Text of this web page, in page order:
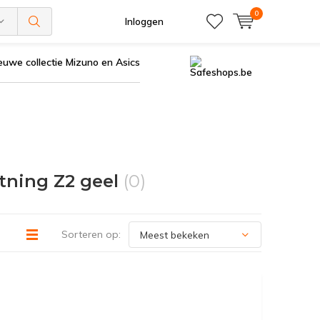
Inloggen
0
collectie Mizuno en Asics
Z2 geel (0)
Sorteren op: